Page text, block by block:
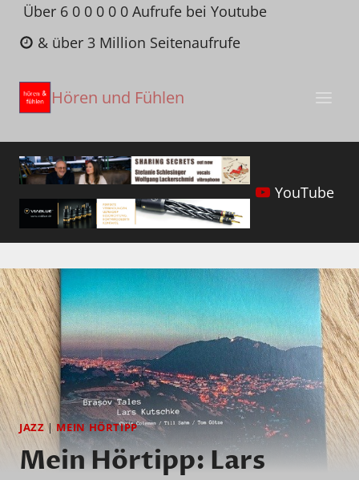
Zum
Inhalt
springen
Über 6 0 0 0 0 0 Aufrufe bei Youtube
& über 3 Million Seitenaufrufe
Hören und Fühlen
YouTube
JAZZ | MEIN HÖRTIPP
Mein Hörtipp: Lars